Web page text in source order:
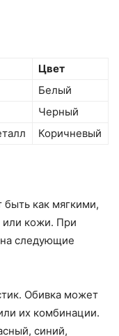
Цвет
Белый
Черный
Коричневый
быть как мягкими,
или кожи. При
следующие
Обивка может
их комбинации.
синий,